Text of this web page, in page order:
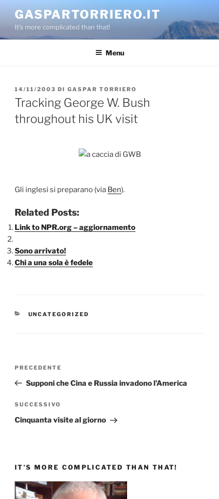
contenuto
GASPARTORRIERO.IT
It's more complicated than that!
Menu
PUBBLICATO
IL
14/11/2003 DI GASPAR TORRIERO
Tracking George W. Bush
throughout his UK visit
Gli inglesi si preparano (via Ben).
Related Posts:
Link to NPR.org – aggiornamento
Sono arrivato!
Chi a una sola è fedele
CATEGORIE
UNCATEGORIZED
Articolo
precedente:
PRECEDENTE
Supponi che Cina e Russia invadono l’America
Articolo
successivo
SUCCESSIVO
Cinquanta visite al giorno
IT’S MORE COMPLICATED THAN THAT!